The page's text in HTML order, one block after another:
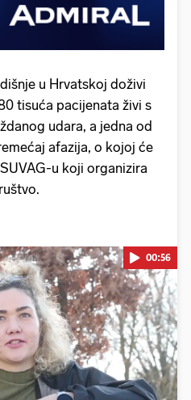
u Hrvatskoj doživi
tisuća pacijenata živi s
udara, a jedna od
afazija, o kojoj će
u koji organizira
videa...
00:56